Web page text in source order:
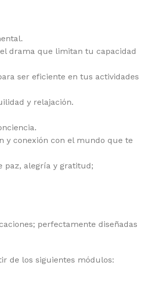
drama que limitan tu capacidad
ser eficiente en tus actividades
y relajación.
y conexión con el mundo que te
paz, alegría y gratitud;
perfectamente diseñadas
de los siguientes módulos: